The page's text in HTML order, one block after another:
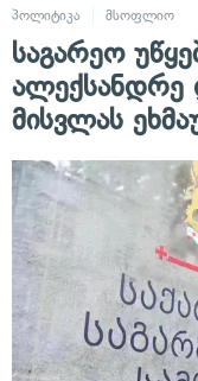
პოლიტიკა
მსოფლიო
საგარეო
ალექსანდრე
მისვლას